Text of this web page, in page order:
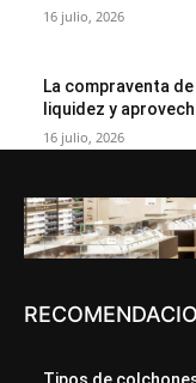
16 julio, 2026
La compraventa
liquidez y
16 julio, 2026